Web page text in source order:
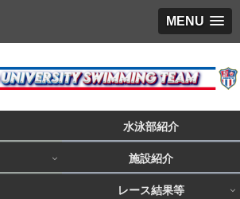
MENU
水泳部紹介
施設紹介
レース結果等